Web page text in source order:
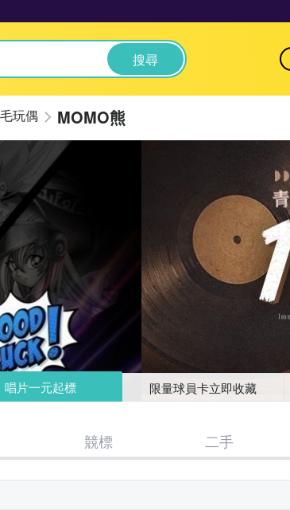
搜尋
玩偶 MOMO熊
唱片一元起標 限量球員卡立即收藏
競標 二手